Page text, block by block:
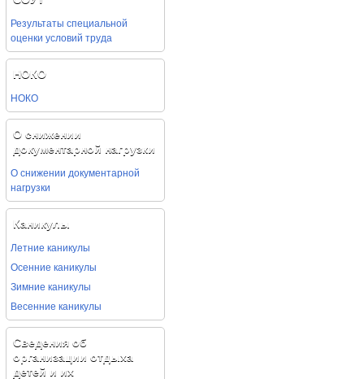
Результаты специальной
оценки условий труда
НОКО
НОКО
О снижении
документарной нагрузки
О снижении документарной
нагрузки
Каникулы
Летние каникулы
Осенние каникулы
Зимние каникулы
Весенние каникулы
Сведения об
организации отдыха
детей и их